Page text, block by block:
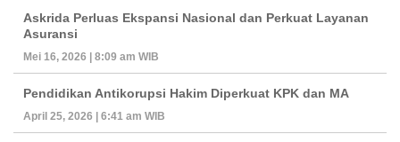
Askrida Perluas Ekspansi Nasional dan Perkuat Layanan
Asuransi
Mei 16, 2026 | 8:09 am WIB
Pendidikan Antikorupsi Hakim Diperkuat KPK dan MA
April 25, 2026 | 6:41 am WIB